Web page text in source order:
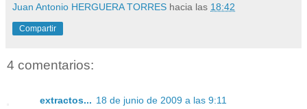
Juan Antonio HERGUERA TORRES hacia las 18:42
Compartir
4 comentarios:
extractos... 18 de junio de 2009 a las 9:11